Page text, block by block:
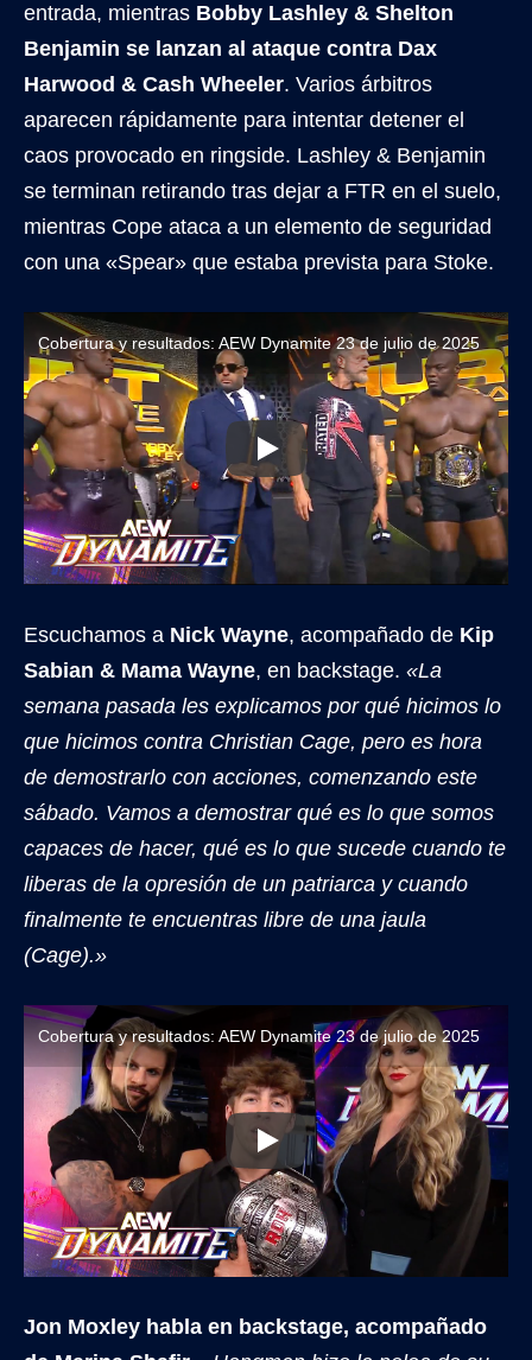
entrada, mientras Bobby Lashley & Shelton
Benjamin se lanzan al ataque contra Dax
Harwood & Cash Wheeler. Varios árbitros
aparecen rápidamente para intentar detener el
caos provocado en ringside. Lashley & Benjamin
se terminan retirando tras dejar a FTR en el suelo,
mientras Cope ataca a un elemento de seguridad
con una «Spear» que estaba prevista para Stoke.
Cobertura y resultados: AEW Dynamite 23 de julio de 2025
Escuchamos a Nick Wayne, acompañado de Kip
Sabian & Mama Wayne, en backstage. «La
semana pasada les explicamos por qué hicimos lo
que hicimos contra Christian Cage, pero es hora
de demostrarlo con acciones, comenzando este
sábado. Vamos a demostrar qué es lo que somos
capaces de hacer, qué es lo que sucede cuando te
liberas de la opresión de un patriarca y cuando
finalmente te encuentras libre de una jaula
(Cage).»
Cobertura y resultados: AEW Dynamite 23 de julio de 2025
Jon Moxley habla en backstage, acompañado